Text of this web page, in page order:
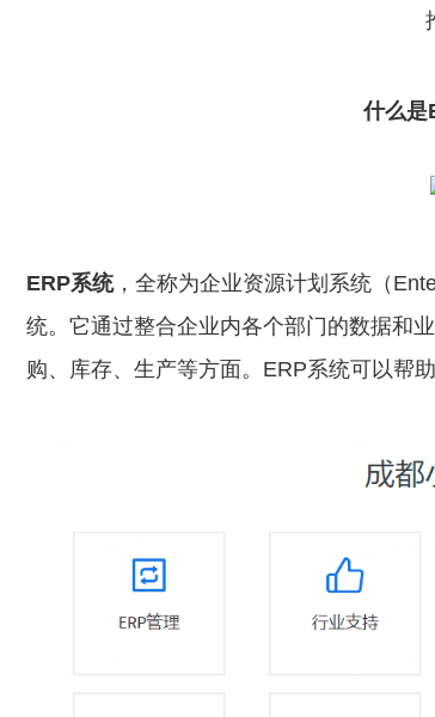
什么是
ERP系统，全称为企业资源计划系统（
统。它通过整合企业内各个部门的数据和
购、库存、生产等方面。ERP系统可以帮